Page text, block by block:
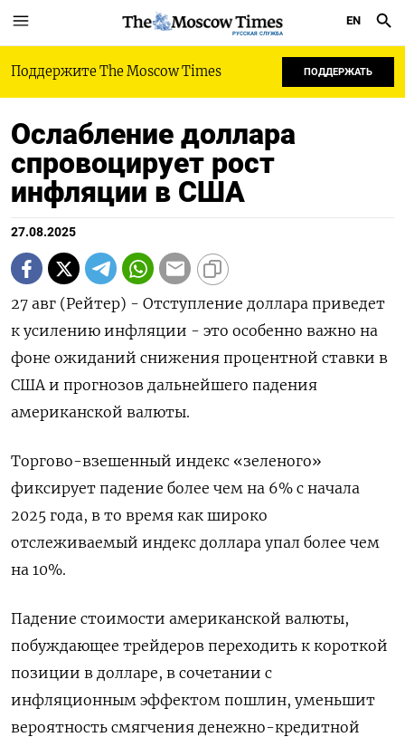
РУССКАЯ СЛУЖБА
EN
Поддержите The Moscow Times ПОДДЕРЖАТЬ
Ослабление доллара
спровоцирует рост
инфляции в США
27.08.2025
27 авг (Рейтер) - Отступление доллара приведет
к усилению инфляции - это особенно важно на
фоне ожиданий снижения процентной ставки в
США и прогнозов дальнейшего падения
американской валюты.
Торгово-взешенный индекс «зеленого»
фиксирует падение более чем на 6% с начала
2025 года, в то время как широко
отслеживаемый индекс доллара упал более чем
на 10%.
Падение стоимости американской валюты,
побуждающее трейдеров переходить к короткой
позиции в долларе, в сочетании с
инфляционным эффектом пошлин, уменьшит
вероятность смягчения денежно-кредитной